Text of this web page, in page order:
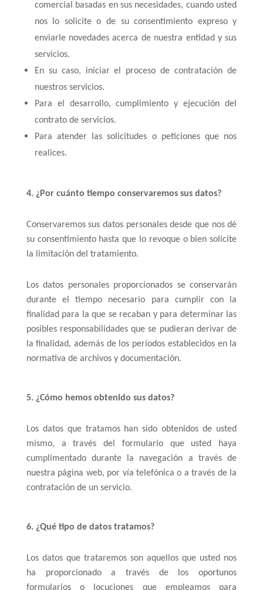
comercial basadas en sus necesidades, cuando usted
nos lo solicite o de su consentimiento expreso y
enviarle novedades acerca de nuestra entidad y sus
servicios.
En su caso, iniciar el proceso de contratación de
nuestros servicios.
Para el desarrollo, cumplimiento y ejecución del
contrato de servicios.
Para atender las solicitudes o peticiones que nos
realices.
4. ¿Por cuánto tiempo conservaremos sus datos?
Conservaremos sus datos personales desde que nos dé
su consentimiento hasta que lo revoque o bien solicite
la limitación del tratamiento.
Los datos personales proporcionados se conservarán
durante el tiempo necesario para cumplir con la
finalidad para la que se recaban y para determinar las
posibles responsabilidades que se pudieran derivar de
la finalidad, además de los períodos establecidos en la
normativa de archivos y documentación.
5. ¿Cómo hemos obtenido sus datos?
Los datos que tratamos han sido obtenidos de usted
mismo, a través del formulario que usted haya
cumplimentado durante la navegación a través de
nuestra página web, por vía telefónica o a través de la
contratación de un servicio.
6. ¿Qué tipo de datos tratamos?
Los datos que trataremos son aquellos que usted nos
ha proporcionado a través de los oportunos
formularios o locuciones que empleamos para